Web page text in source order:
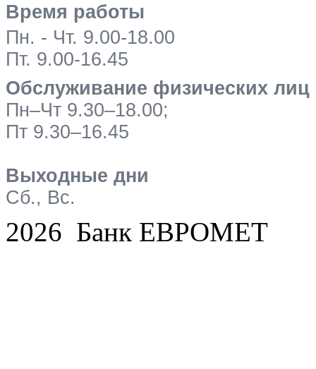
Время работы
Пн. - Чт. 9.00-18.00
Пт. 9.00-16.45
Обслуживание физических лиц
Пн–Чт 9.30–18.00;
Пт 9.30–16.45
Выходные дни
Сб., Вс.
2026 Банк ЕВРОМЕТ